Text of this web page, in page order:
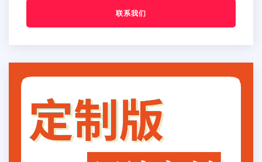
联系我们